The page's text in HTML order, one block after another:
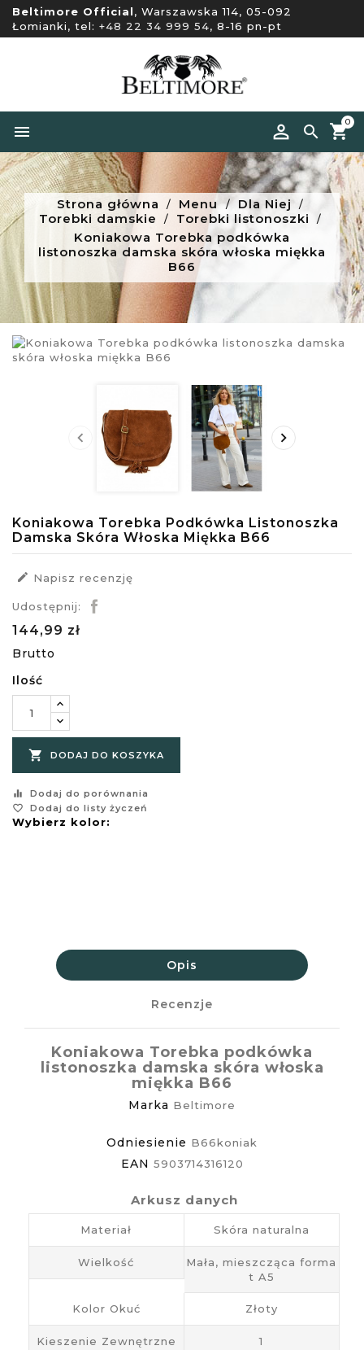
Beltimore Official, Warszawska 114, 05-092
Łomianki, tel: +48 22 34 999 54, 8-16 pn-pt


0
Strona główna Menu
Dla Niej
Torebki damskie
Torebki listonoszki
Koniakowa Torebka podkówka
listonoszka damska skóra włoska miękka
B66
 
Koniakowa Torebka Podkówka Listonoszka
Damska Skóra Włoska Miękka B66
 Napisz recenzję
Udostępnij:
144,99 zł
Brutto
Ilość
 DODAJ DO KOSZYKA
equalizer
Dodaj do porównania
favorite_border
Dodaj do listy życzeń
Wybierz kolor:
Opis
Recenzje
Koniakowa Torebka podkówka
listonoszka damska skóra włoska
miękka B66
Marka Beltimore
Odniesienie B66koniak
EAN 5903714316120
Arkusz danych
Materiał Skóra naturalna
Wielkość
Mała, mieszcząca forma
t A5
Kolor Okuć Złoty
Kieszenie Zewnętrzne 1